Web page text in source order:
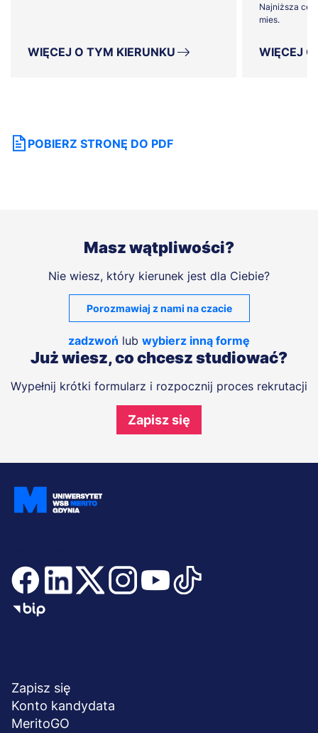
WIĘCEJ O TYM KIERUNKU
Najniższa
mies.
WIĘCEJ
POBIERZ STRONĘ DO PDF
Masz wątpliwości?
Nie wiesz, który kierunek jest dla Ciebie?
Porozmawiaj z nami na czacie
zadzwoń lub wybierz inną formę
Już wiesz, co chcesz studiować?
Wypełnij krótki formularz i rozpocznij proces rekrutacji
Zapisz się
stopka
Zapisz się
Konto kandydata
MeritoGO